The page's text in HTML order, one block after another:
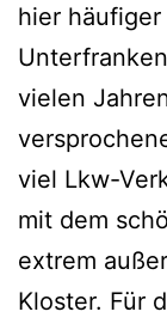
hier
vielen
viel Lkw-
mit dem
extrem
Kloster. Für